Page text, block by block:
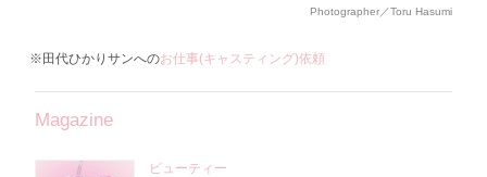
Photographer／Toru Hasumi
※田代ひかりサンへのお仕事(キャスティング)依頼
Magazine
ビューティー